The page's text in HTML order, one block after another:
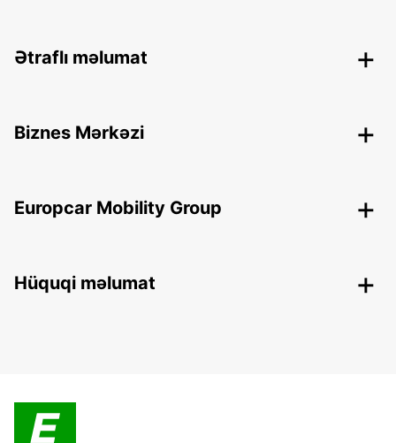
Ətraflı məlumat
Biznes Mərkəzi
Europcar Mobility Group
Hüquqi məlumat